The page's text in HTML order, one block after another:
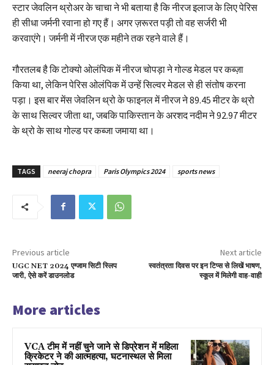
स्टार जेवलिन थ्रोअर के चाचा ने भी बताया है कि नीरज इलाज के लिए पेरिस
ही सीधा जर्मनी रवाना हो गए हैं। अगर ज़रूरत पड़ी तो वह सर्जरी भी
करवाएंगे। जर्मनी में नीरज एक महीने तक रहने वाले हैं।
गौरतलब है कि टोक्यो ओलंपिक में नीरज चोपड़ा ने गोल्ड मेडल पर कब्ज़ा
किया था, लेकिन पेरिस ओलंपिक में उन्हें सिल्वर मेडल से ही संतोष करना
पड़ा। इस बार मेंस जेवलिन थ्रो के फाइनल में नीरज ने 89.45 मीटर के थ्रो
के साथ सिल्वर जीता था, जबकि पाकिस्तान के अरशद नदीम ने 92.97 मीटर
के थ्रो के साथ गोल्ड पर कब्जा जमाया था।
TAGS neeraj chopra Paris Olympics 2024 sports news
Previous article
UGC NET 2024 एग्जाम सिटी स्लिप
जारी, ऐसे करें डाउनलोड
Next article
स्वतंत्रता दिवस पर इन टिप्स से लिखें भाषण,
स्कूल में मिलेगी वाह-वाही
More articles
VCA टीम में नहीं चुने जाने से डिप्रेशन में महिला
क्रिकेटर ने की आत्महत्या, घटनास्थल से मिला